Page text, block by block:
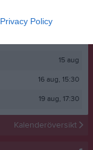
Privacy Policy9 aug, 11:00
15 aug
16 aug, 15:30
19 aug, 17:30
Kalenderöversikt